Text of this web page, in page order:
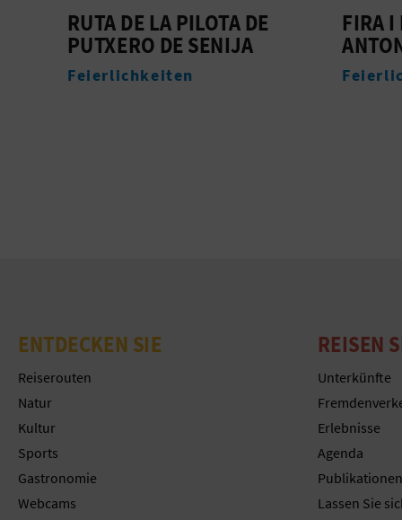
FIRA I PORRAT DE SANT
ANTONI
Feierlichkeiten
ENTDECKEN SIE
Reiserouten
Natur
Kultur
Sports
Gastronomie
Webcams
REISEN
Unterkünfte
Erlebnisse
Agenda
Publikationen
Lassen Sie